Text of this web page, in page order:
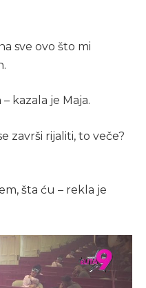
sve ovo što mi
kazala je Maja.
završi rijaliti, to veče?
šta ću – rekla je